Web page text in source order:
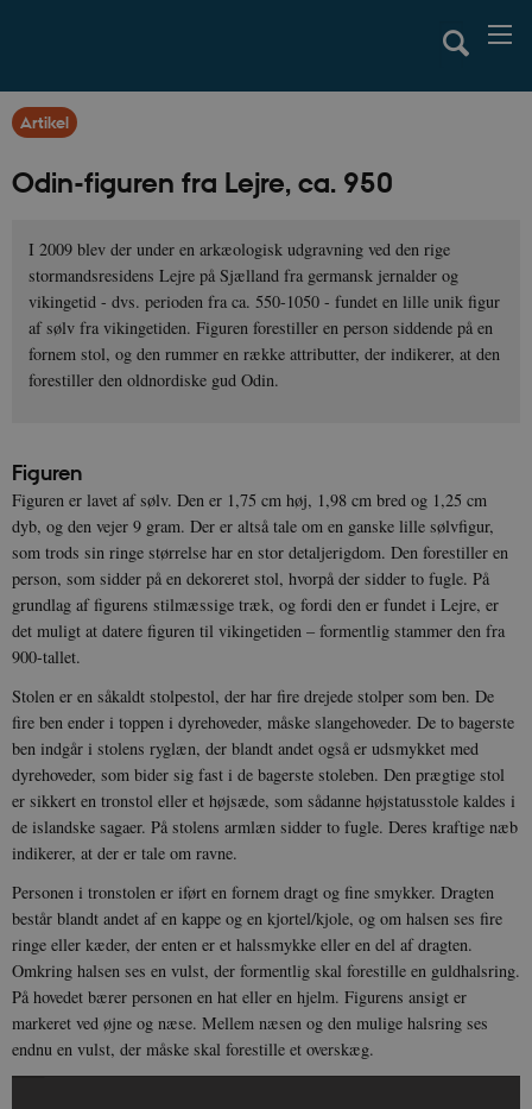
Artikel
Odin-figuren fra Lejre, ca. 950
I 2009 blev der under en arkæologisk udgravning ved den rige
stormandsresidens Lejre på Sjælland fra germansk jernalder og
vikingetid - dvs. perioden fra ca. 550-1050 - fundet en lille unik figur
af sølv fra vikingetiden. Figuren forestiller en person siddende på en
fornem stol, og den rummer en række attributter, der indikerer, at den
forestiller den oldnordiske gud Odin.
Figuren
Figuren er lavet af sølv. Den er 1,75 cm høj, 1,98 cm bred og 1,25 cm
dyb, og den vejer 9 gram. Der er altså tale om en ganske lille sølvfigur,
som trods sin ringe størrelse har en stor detaljerigdom. Den forestiller en
person, som sidder på en dekoreret stol, hvorpå der sidder to fugle. På
grundlag af figurens stilmæssige træk, og fordi den er fundet i Lejre, er
det muligt at datere figuren til vikingetiden – formentlig stammer den fra
900-tallet.
Stolen er en såkaldt stolpestol, der har fire drejede stolper som ben. De
fire ben ender i toppen i dyrehoveder, måske slangehoveder. De to bagerste
ben indgår i stolens ryglæn, der blandt andet også er udsmykket med
dyrehoveder, som bider sig fast i de bagerste stoleben. Den prægtige stol
er sikkert en tronstol eller et højsæde, som sådanne højstatusstole kaldes i
de islandske sagaer. På stolens armlæn sidder to fugle. Deres kraftige næb
indikerer, at der er tale om ravne.
Personen i tronstolen er iført en fornem dragt og fine smykker. Dragten
består blandt andet af en kappe og en kjortel/kjole, og om halsen ses fire
ringe eller kæder, der enten er et halssmykke eller en del af dragten.
Omkring halsen ses en vulst, der formentlig skal forestille en guldhalsring.
På hovedet bærer personen en hat eller en hjelm. Figurens ansigt er
markeret ved øjne og næse. Mellem næsen og den mulige halsring ses
endnu en vulst, der måske skal forestille et overskæg.